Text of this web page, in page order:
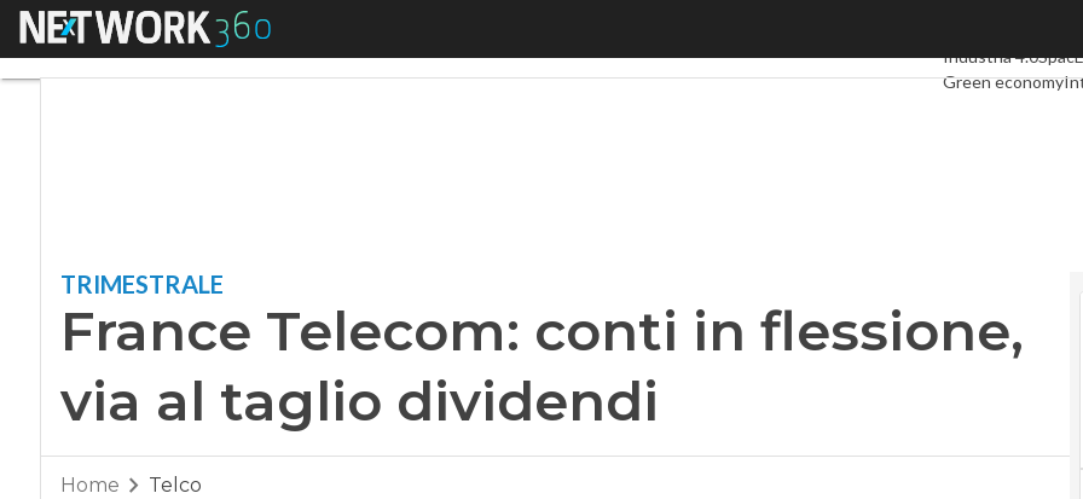
Menu
Industria 4.0
Green economy
TRIMESTRALE
France Telecom: conti in flessione,
via al taglio dividendi
Home Telco